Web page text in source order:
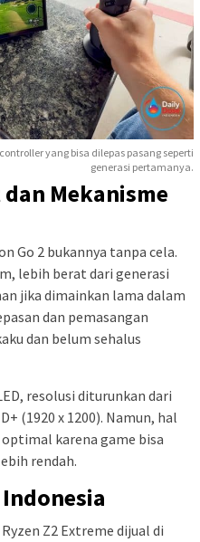
yang bisa dilepas pasang seperti
generasi pertamanya.
Mekanisme
Go 2 bukannya tanpa cela.
lebih berat dari generasi
jika dimainkan lama dalam
dan pemasangan
dan belum sehalus
resolusi diturunkan dari
(1920 x 1200). Namun, hal
karena game bisa
rendah.
Z2 Extreme dijual di